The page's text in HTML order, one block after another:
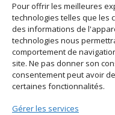
Pour offrir les meilleures
technologies telles que les
des informations de
technologies nous
comportement de
site. Ne pas donner son
consentement peut avoir
certaines fonctionnalités.
Gérer les services
© 2021 Mairie